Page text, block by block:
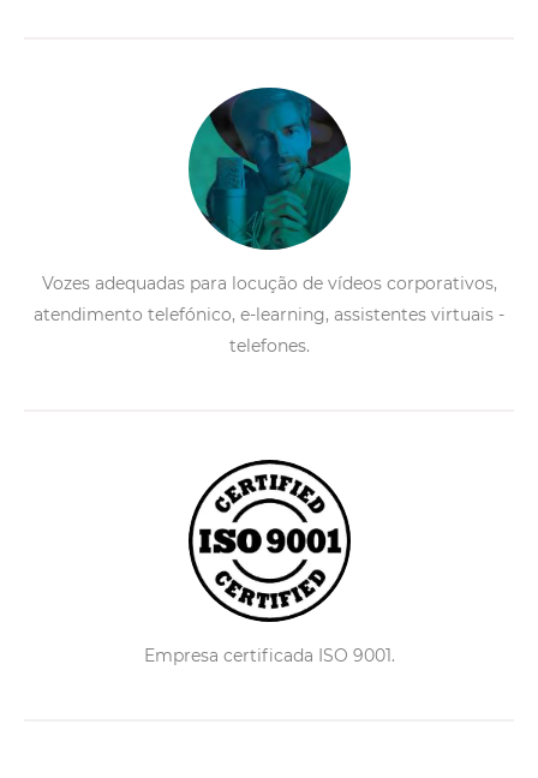
Vozes adequadas para locução de vídeos corporativos,
atendimento telefónico, e-learning, assistentes virtuais -
telefones.
Empresa certificada ISO 9001.